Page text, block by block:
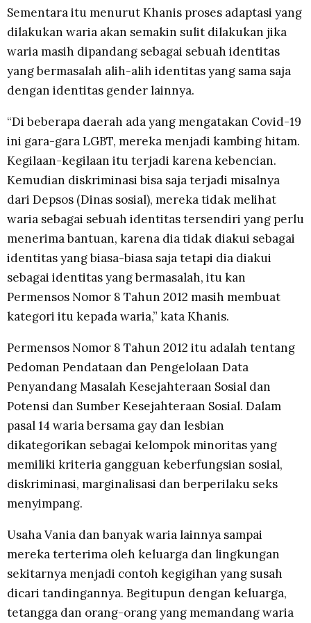
Sementara itu menurut Khanis proses adaptasi yang
dilakukan waria akan semakin sulit dilakukan jika
waria masih dipandang sebagai sebuah identitas
yang bermasalah alih-alih identitas yang sama saja
dengan identitas gender lainnya.
“Di beberapa daerah ada yang mengatakan Covid-19
ini gara-gara LGBT, mereka menjadi kambing hitam.
Kegilaan-kegilaan itu terjadi karena kebencian.
Kemudian diskriminasi bisa saja terjadi misalnya
dari Depsos (Dinas sosial), mereka tidak melihat
waria sebagai sebuah identitas tersendiri yang perlu
menerima bantuan, karena dia tidak diakui sebagai
identitas yang biasa-biasa saja tetapi dia diakui
sebagai identitas yang bermasalah, itu kan
Permensos Nomor 8 Tahun 2012 masih membuat
kategori itu kepada waria,” kata Khanis.
Permensos Nomor 8 Tahun 2012 itu adalah tentang
Pedoman Pendataan dan Pengelolaan Data
Penyandang Masalah Kesejahteraan Sosial dan
Potensi dan Sumber Kesejahteraan Sosial. Dalam
pasal 14 waria bersama gay dan lesbian
dikategorikan sebagai kelompok minoritas yang
memiliki kriteria gangguan keberfungsian sosial,
diskriminasi, marginalisasi dan berperilaku seks
menyimpang.
Usaha Vania dan banyak waria lainnya sampai
mereka terterima oleh keluarga dan lingkungan
sekitarnya menjadi contoh kegigihan yang susah
dicari tandingannya. Begitupun dengan keluarga,
tetangga dan orang-orang yang memandang waria